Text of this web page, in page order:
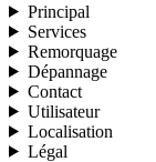
Principal
Services
Remorquage
Dépannage
Contact
Utilisateur
Localisation
Légal